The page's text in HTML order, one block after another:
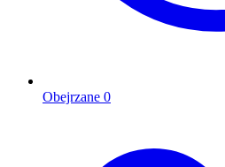
Obejrzane 0